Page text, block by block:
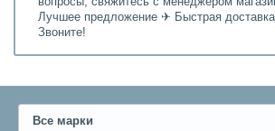
Лучшее предложение ✈ Быстрая
Звоните!
Все марки